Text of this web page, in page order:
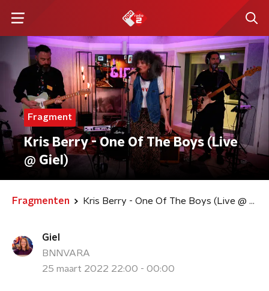
Fragment
Kris Berry - One Of The Boys (Live
@ Giel)
Fragmenten Kris Berry - One Of The Boys (Live @ Giel)
Giel
BNNVARA
25 maart 2022 22:00 - 00:00